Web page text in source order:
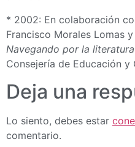
* 2002: En colaboración
Francisco Morales Lomas
Navegando por la
Consejería de Educación y
Deja una
Lo siento, debes estar
comentario.